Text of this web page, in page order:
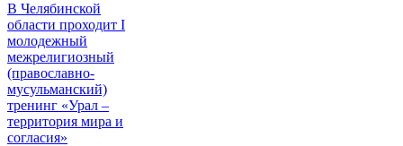
В Челябинской
области проходит I
молодежный
межрелигиозный
(православно-
мусульманский)
тренинг «Урал –
территория мира и
согласия»